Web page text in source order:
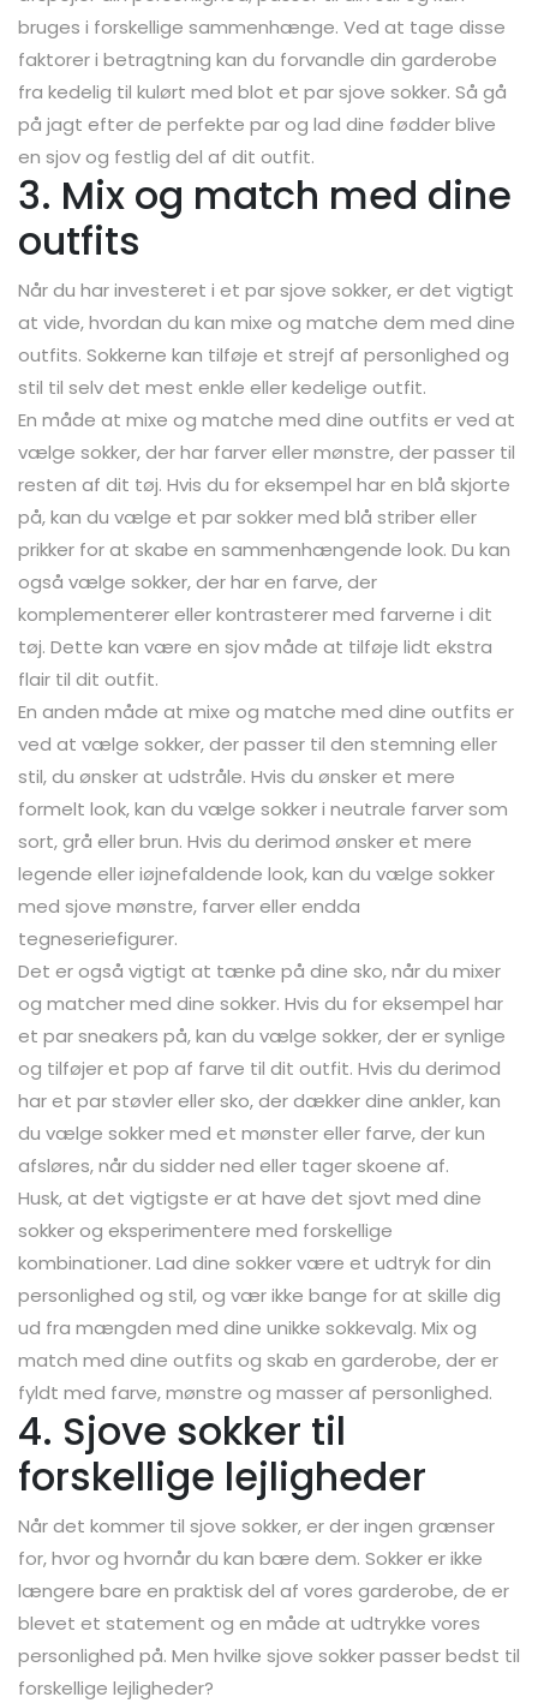
bruges i forskellige sammenhænge. Ved at tage disse
faktorer i betragtning kan du forvandle din garderobe
fra kedelig til kulørt med blot et par sjove sokker. Så gå
på jagt efter de perfekte par og lad dine fødder blive
en sjov og festlig del af dit outfit.
3. Mix og match med dine
outfits
Når du har investeret i et par sjove sokker, er det vigtigt
at vide, hvordan du kan mixe og matche dem med dine
outfits. Sokkerne kan tilføje et strejf af personlighed og
stil til selv det mest enkle eller kedelige outfit.
En måde at mixe og matche med dine outfits er ved at
vælge sokker, der har farver eller mønstre, der passer til
resten af dit tøj. Hvis du for eksempel har en blå skjorte
på, kan du vælge et par sokker med blå striber eller
prikker for at skabe en sammenhængende look. Du kan
også vælge sokker, der har en farve, der
komplementerer eller kontrasterer med farverne i dit
tøj. Dette kan være en sjov måde at tilføje lidt ekstra
flair til dit outfit.
En anden måde at mixe og matche med dine outfits er
ved at vælge sokker, der passer til den stemning eller
stil, du ønsker at udstråle. Hvis du ønsker et mere
formelt look, kan du vælge sokker i neutrale farver som
sort, grå eller brun. Hvis du derimod ønsker et mere
legende eller iøjnefaldende look, kan du vælge sokker
med sjove mønstre, farver eller endda
tegneseriefigurer.
Det er også vigtigt at tænke på dine sko, når du mixer
og matcher med dine sokker. Hvis du for eksempel har
et par sneakers på, kan du vælge sokker, der er synlige
og tilføjer et pop af farve til dit outfit. Hvis du derimod
har et par støvler eller sko, der dækker dine ankler, kan
du vælge sokker med et mønster eller farve, der kun
afsløres, når du sidder ned eller tager skoene af.
Husk, at det vigtigste er at have det sjovt med dine
sokker og eksperimentere med forskellige
kombinationer. Lad dine sokker være et udtryk for din
personlighed og stil, og vær ikke bange for at skille dig
ud fra mængden med dine unikke sokkevalg. Mix og
match med dine outfits og skab en garderobe, der er
fyldt med farve, mønstre og masser af personlighed.
4. Sjove sokker til
forskellige lejligheder
Når det kommer til sjove sokker, er der ingen grænser
for, hvor og hvornår du kan bære dem. Sokker er ikke
længere bare en praktisk del af vores garderobe, de er
blevet et statement og en måde at udtrykke vores
personlighed på. Men hvilke sjove sokker passer bedst til
forskellige lejligheder?